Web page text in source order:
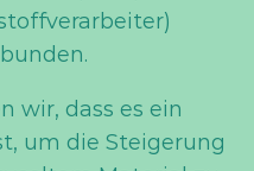
wir, dass es ein
um die Steigerung